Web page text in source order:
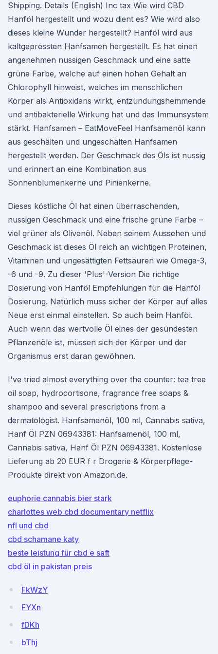
Shipping. Details (English) Inc tax Wie wird CBD
Hanföl hergestellt und wozu dient es? Wie wird also
dieses kleine Wunder hergestellt? Hanföl wird aus
kaltgepressten Hanfsamen hergestellt. Es hat einen
angenehmen nussigen Geschmack und eine satte
grüne Farbe, welche auf einen hohen Gehalt an
Chlorophyll hinweist, welches im menschlichen
Körper als Antioxidans wirkt, entzündungshemmende
und antibakterielle Wirkung hat und das Immunsystem
stärkt. Hanfsamen – EatMoveFeel Hanfsamenöl kann
aus geschälten und ungeschälten Hanfsamen
hergestellt werden. Der Geschmack des Öls ist nussig
und erinnert an eine Kombination aus
Sonnenblumenkerne und Pinienkerne.
Dieses köstliche Öl hat einen überraschenden,
nussigen Geschmack und eine frische grüne Farbe –
viel grüner als Olivenöl. Neben seinem Aussehen und
Geschmack ist dieses Öl reich an wichtigen Proteinen,
Vitaminen und ungesättigten Fettsäuren wie Omega-3,
-6 und -9. Zu dieser 'Plus'-Version Die richtige
Dosierung von Hanföl Empfehlungen für die Hanföl
Dosierung. Natürlich muss sicher der Körper auf alles
Neue erst einmal einstellen. So auch beim Hanföl.
Auch wenn das wertvolle Öl eines der gesündesten
Pflanzenöle ist, müssen sich der Körper und der
Organismus erst daran gewöhnen.
I've tried almost everything over the counter: tea tree
oil soap, hydrocortisone, fragrance free soaps &
shampoo and several prescriptions from a
dermatologist. Hanfsamenöl, 100 ml, Cannabis sativa,
Hanf Öl PZN 06943381: Hanfsamenöl, 100 ml,
Cannabis sativa, Hanf Öl PZN 06943381. Kostenlose
Lieferung ab 20 EUR f r Drogerie & Körperpflege-
Produkte direkt von Amazon.de.
euphorie cannabis bier stark
charlottes web cbd documentary netflix
nfl und cbd
cbd schamane katy
beste leistung für cbd e saft
cbd öl in pakistan preis
FkWzY
FYXn
fDKh
bThj